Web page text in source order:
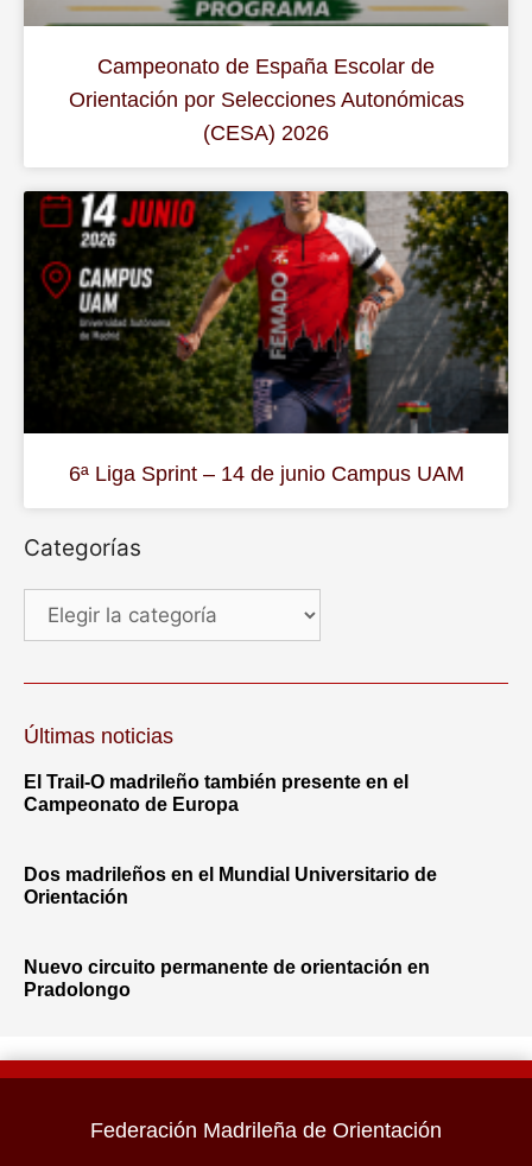
Campeonato de España Escolar de
Orientación por Selecciones Autonómicas
(CESA) 2026
6ª Liga Sprint – 14 de junio Campus UAM
Categorías
Últimas noticias
El Trail-O madrileño también presente en el
Campeonato de Europa
Dos madrileños en el Mundial Universitario de
Orientación
Nuevo circuito permanente de orientación en
Pradolongo
Federación Madrileña de Orientación